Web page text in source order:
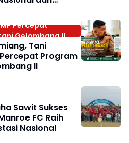
Percepat
Gelombang II
Tani
Percepat Program
II
Sawit Sukses
FC Raih
Nasional